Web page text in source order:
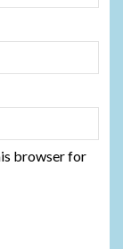
browser for